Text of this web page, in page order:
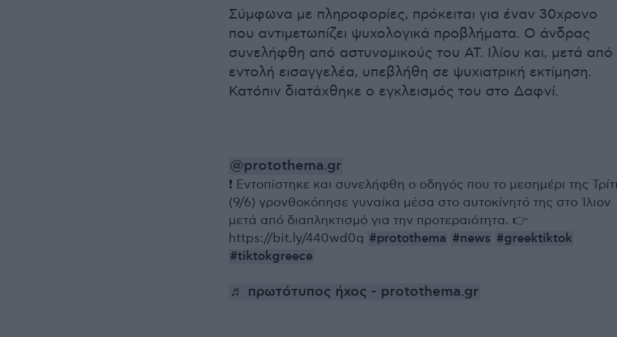
Σύμφωνα με πληροφορίες, πρόκειται για έναν 30χρονο
που αντιμετωπίζει ψυχολογικά προβλήματα. Ο άνδρας
συνελήφθη από αστυνομικούς του ΑΤ. Ιλίου και, μετά από
εντολή εισαγγελέα, υπεβλήθη σε ψυχιατρική εκτίμηση.
Κατόπιν διατάχθηκε ο εγκλεισμός του στο Δαφνί.
@protothema.gr
❗ Εντοπίστηκε και συνελήφθη ο οδηγός που το μεσημέρι της
(9/6) γρονθοκόπησε γυναίκα μέσα στο αυτοκίνητό της στο Ίλιον
μετά από διαπληκτισμό για την προτεραιότητα. 👉
https://bit.ly/440wd0q #protothema #news #greektiktok
#tiktokgreece
♬ πρωτότυπος ήχος - protothema.gr